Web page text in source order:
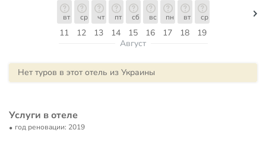
11
вт
12
ср
13
чт
14
пт
15
сб
16
вс
17
пн
18
вт
19
ср
Август
Нет туров в этот отель из Украины
Услуги в отеле
год реновации: 2019